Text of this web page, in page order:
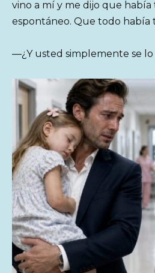
vino a mí y me dijo que
espontáneo. Que todo había
—¿Y usted simplemente se lo